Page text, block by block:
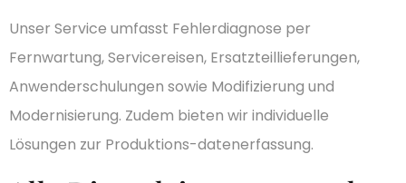
Unser Service umfasst Fehlerdiagnose per
Fernwartung, Servicereisen, Ersatzteillieferungen,
Anwenderschulungen sowie Modifizierung und
Modernisierung. Zudem bieten wir individuelle
Lösungen zur Produktions-datenerfassung.